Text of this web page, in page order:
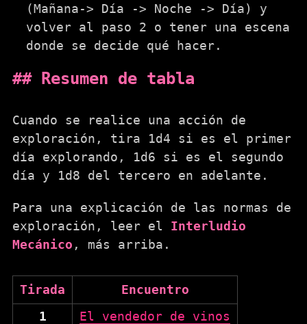
(Mañana-> Día -> Noche -> Día) y
volver al paso 2 o tener una escena
donde se decide qué hacer.
Resumen de tabla
Cuando se realice una acción de
exploración, tira 1d4 si es el primer
día explorando, 1d6 si es el segundo
día y 1d8 del tercero en adelante.
Para una explicación de las normas de
exploración, leer el Interludio
Mecánico , más arriba.
Tirada
Encuentro
1
El vendedor de vinos